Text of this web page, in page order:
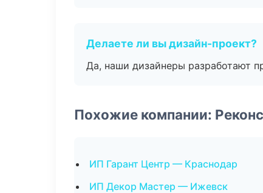
Делаете ли вы дизайн-проект?
Да, наши дизайнеры разработают
Похожие компании:
ИП Гарант Центр — Краснодар
ИП Декор Мастер — Ижевск